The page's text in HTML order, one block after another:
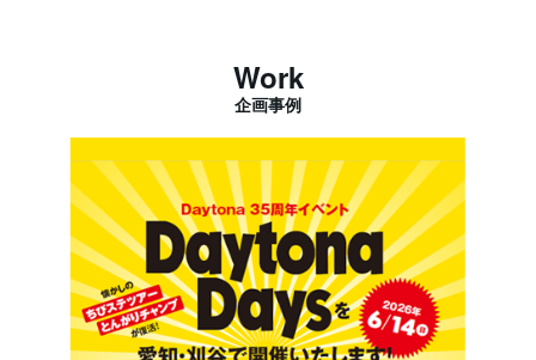
Work
企画事例